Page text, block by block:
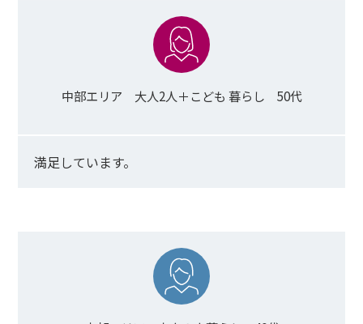
中部エリア 大人2人＋こども 暮らし 50代
満足しています。